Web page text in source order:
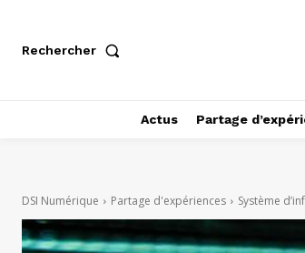
Rechercher
Actus Partage
DSI Numérique Partage d'expériences Système